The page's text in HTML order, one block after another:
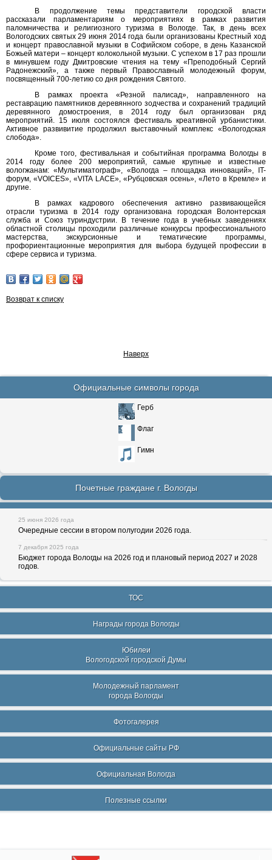
В продолжение темы представители городской власти
рассказали парламентариям о мероприятиях в рамках развития
паломничества и религиозного туризма в Вологде. Так, в день всех
Вологодских святых 29 июня 2014 года были организованы Крестный ход
и концерт православной музыки в Софийском соборе, в день Казанской
Божьей матери – концерт колокольной музыки. С успехом в 17 раз прошли
в минувшем году Дмитровские чтения на тему «Преподобный Сергий
Радонежский», а также первый Православный молодежный форум,
посвященный 700-летию со дня рождения Святого.
В рамках проекта «Резной палисад», направленного на
реставрацию памятников деревянного зодчества и сохранений традиций
деревянного домостроения, в 2014 году был организован ряд
мероприятий. 15 июля состоялся фестиваль креативной урбанистики.
Активное развивитие продолжил выставочный комплекс «Вологодская
слобода».
Кроме того, фестивальная и событийная программа Вологды в
2014 году более 200 мероприятий, самые крупные и известные
вологжанам: «Мультиматограф», «Вологда – площадка инноваций», IT-
форум, «VOICES», «VITA LACE», «Рубцовская осень», «Лето в Кремле» и
другие.
В рамках кадрового обеспечения активно развивающейся
отрасли туризма в 2014 году организована городская Волонтерская
служба и Союз туриндустрии. В течение года в учебных заведениях
областной столицы проходили различные конкурсы профессионального
мастерства, экскурсионные и тематические программы,
профориентационные мероприятия для выбора будущей профессии в
сфере сервиса и туризма.
Возврат к списку
Наверх
Официальные символы города
Герб
Флаг
Гимн
Почетные граждане г. Вологды
25 июня 2026 года
Очередные сессии в втором полугодии 2026 года.
7 декабря 2025 года
Бюджет города Вологды на 2026 год и плановый период 2027 и 2028
годов.
ТОС
Награды города Вологды
Юбилеи
Вологодской городской Думы
Молодежный парламент
города Вологды
Фотогалерея
Официальные сайты РФ
Официальная Вологда
Полезные ссылки